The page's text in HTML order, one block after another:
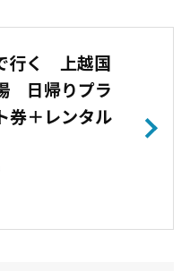
行く 上越国
日帰りプラ
券＋レンタル